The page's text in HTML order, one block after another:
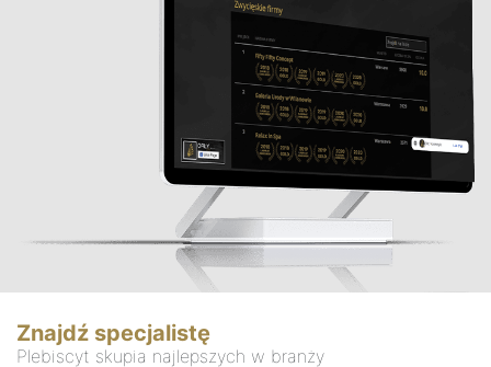
Znajdź specjalistę
Plebiscyt skupia najlepszych w branży